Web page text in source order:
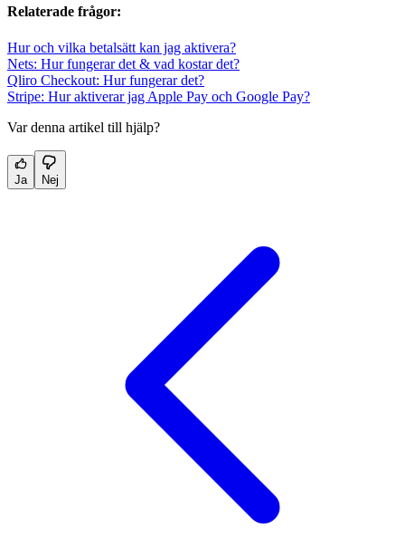
Relaterade frågor:
Hur och vilka betalsätt kan jag aktivera?
Nets: Hur fungerar det & vad kostar det?
Qliro Checkout: Hur fungerar det?
Stripe: Hur aktiverar jag Apple Pay och Google Pay?
Var denna artikel till hjälp?
Ja Nej